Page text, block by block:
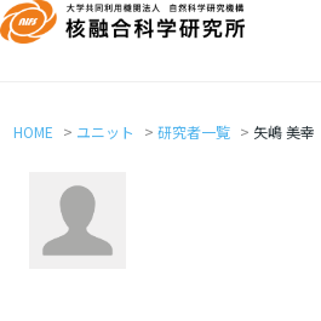
HOME ユニット 研究者一覧 矢嶋 美幸